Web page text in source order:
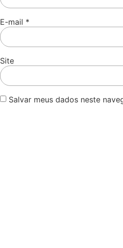
E-mail *
Site
Salvar meus dados neste